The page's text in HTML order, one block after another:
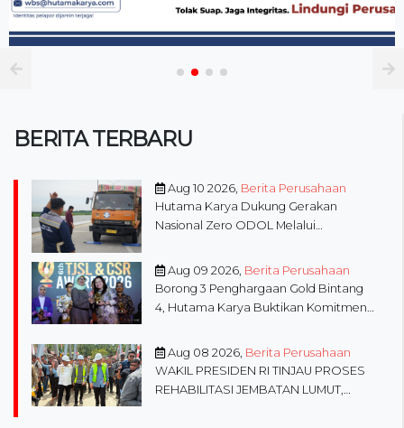
BERITA TERBARU
Aug 10 2026, Berita Perusahaan
Hutama Karya Dukung Gerakan
Nasional Zero ODOL Melalui
(SETUJU)
Aug 09 2026, Berita Perusahaan
Borong 3 Penghargaan Gold Bintang
4, Hutama Karya Buktikan Komitmen
2026
Aug 08 2026, Berita Perusahaan
WAKIL PRESIDEN RI TINJAU PROSES
REHABILITASI JEMBATAN LUMUT,